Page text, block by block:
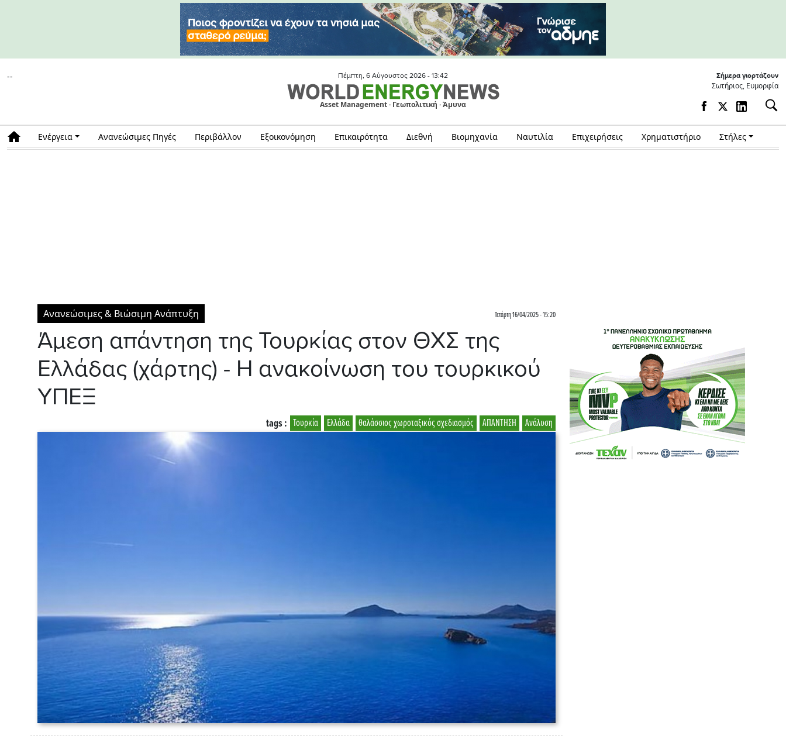
-- Πέμπτη, 6 Αύγουστος 2026 - 13:42
Asset Management · Γεωπολιτική · Άμυνα
Σήμερα γιορτάζουν
Σωτήριος, Ευμορφία
Ενέργεια Ανανεώσιμες Πηγές Περιβάλλον Εξοικονόμηση Επικαιρότητα Διεθνή Βιομηχανία Ναυτιλία Επιχειρήσεις Χρηματιστήριο Στήλες
Ανανεώσιμες & Βιώσιμη Ανάπτυξη Τετάρτη 16/04/2025 - 15:20
Άμεση απάντηση της Τουρκίας στον ΘΧΣ της
Ελλάδας (χάρτης) - Η ανακοίνωση του τουρκικού
ΥΠΕΞ
Ανάλυση
ΑΠΑΝΤΗΣΗ
θαλάσσιος χωροταξικός σχεδιασμός
Ελλάδα
Τουρκία
tags :